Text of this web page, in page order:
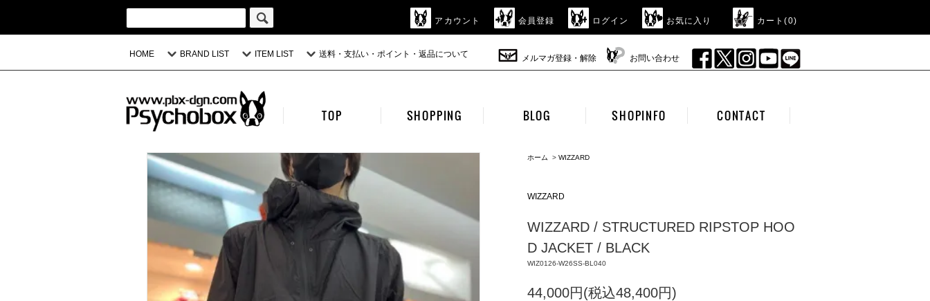
アカウント 会員登録 ログイン お気に入り カート(0)
HOME BRAND LIST ITEM LIST 送料・支払い・ポイント・返品について メルマガ登録・解除 お問い合わせ
TOP SHOPPING BLOG SHOPINFO CONTACT
ホーム > WIZZARD
WIZZARD
WIZZARD / STRUCTURED RIPSTOP HOO
D JACKET / BLACK
WIZ0126-W26SS-BL040
44,000円(税込48,400円)